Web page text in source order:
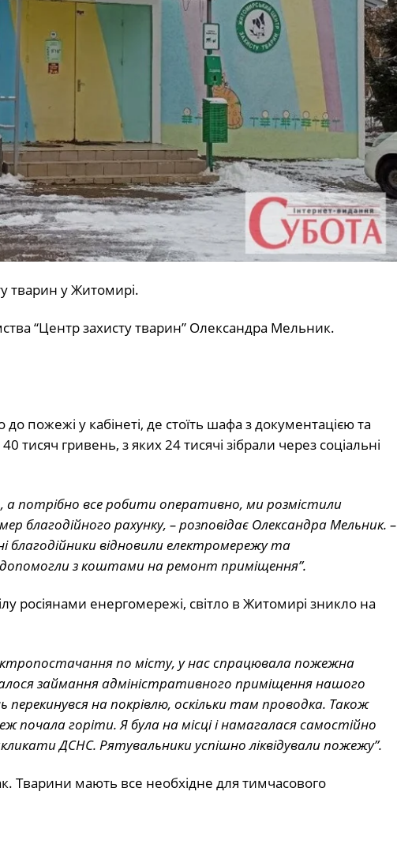
тварин у Житомирі.
“Центр захисту тварин” Олександра Мельник.
пожежі у кабінеті, де стоїть шафа з документацією та
тисяч гривень, з яких 24 тисячі зібрали через соціальні
а потрібно все робити оперативно, ми розмістили
благодійного рахунку, – розповідає Олександра Мельник. –
відновили електромережу та
допомогли з коштами на ремонт приміщення”.
росіянами енергомережі, світло в Житомирі зникло на
по місту, у нас спрацювала пожежна
займання адміністративного приміщення нашого
перекинувся на покрівлю, оскільки там проводка. Також
горіти. Я була на місці і намагалася самостійно
ДСНС. Рятувальники успішно ліквідували пожежу”.
Тварини мають все необхідне для тимчасового